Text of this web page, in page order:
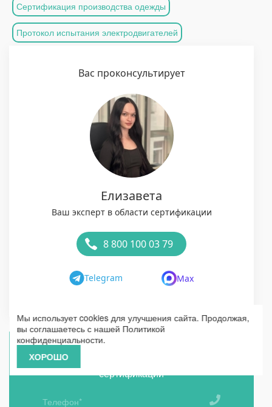
Сертификация производства одежды
Протокол испытания электродвигателей
Вас проконсультирует
Елизавета
Ваш эксперт в области сертификации
8 800 100 03 79
Telegram Max
Получить бесплатную консультацию по
сертификации
Мы использует cookies для улучшения сайта. Продолжая,
вы соглашаетесь с нашей Политикой
конфиденциальности.
ХОРОШО